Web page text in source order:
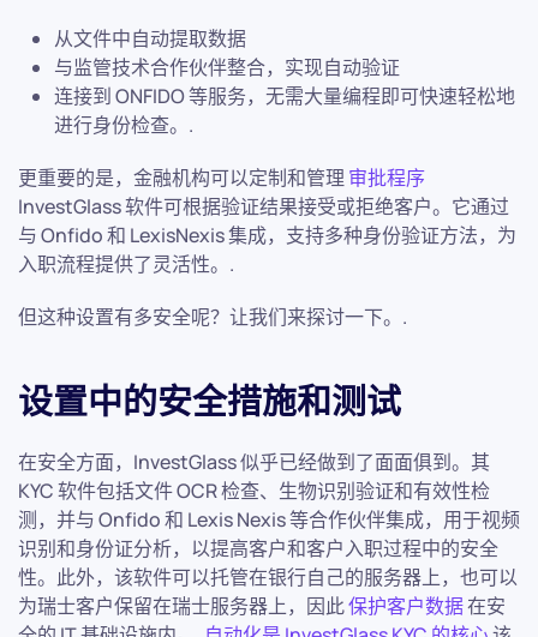
从文件中自动提取数据
与监管技术合作伙伴整合，实现自动验证
连接到 ONFIDO 等服务，无需大量编程即可快速轻松地
进行身份检查。.
更重要的是，金融机构可以定制和管理 审批程序
InvestGlass 软件可根据验证结果接受或拒绝客户。它通过
与 Onfido 和 LexisNexis 集成，支持多种身份验证方法，为
入职流程提供了灵活性。.
但这种设置有多安全呢？让我们来探讨一下。.
设置中的安全措施和测试
在安全方面，InvestGlass 似乎已经做到了面面俱到。其
KYC 软件包括文件 OCR 检查、生物识别验证和有效性检
测，并与 Onfido 和 Lexis Nexis 等合作伙伴集成，用于视频
识别和身份证分析，以提高客户和客户入职过程中的安全
性。此外，该软件可以托管在银行自己的服务器上，也可以
为瑞士客户保留在瑞士服务器上，因此保护客户数据在安